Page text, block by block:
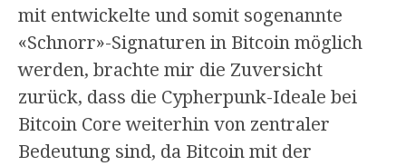
mit entwickelte und somit sogenannte
«Schnorr»-Signaturen in Bitcoin möglich
werden, brachte mir die Zuversicht
zurück, dass die Cypherpunk-Ideale bei
Bitcoin Core weiterhin von zentraler
Bedeutung sind, da Bitcoin mit der